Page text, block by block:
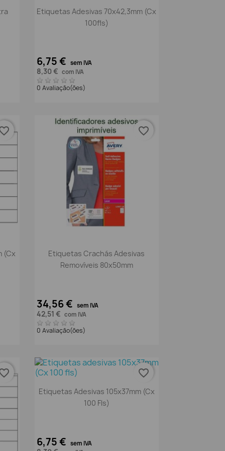
Vista rápida
Etiquetas Adesivas 70x42,3mm (Cx
100fls)
6,75 € sem IVA
8,30 € com IVA
0 Avaliação(ões)
(Cx
Vista rápida
Etiquetas Crachás Adesivas
Removíveis 80x50mm
34,56 € sem IVA
42,51 € com IVA
0 Avaliação(ões)
favorite_border
 Vista rápida
Etiquetas Adesivas 105x37mm (Cx
100 Fls)
6,75 € sem IVA
favorite_border